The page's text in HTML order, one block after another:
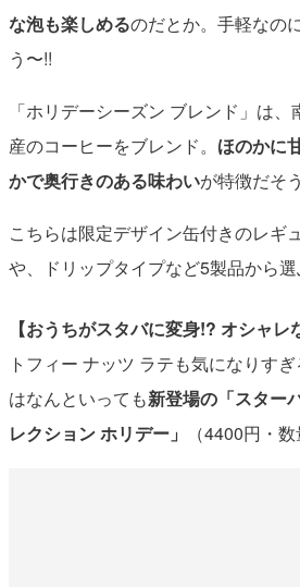
な泡も楽しめるのだとか。手軽なの
う〜!!
「ホリデーシーズン ブレンド」は
産のコーヒーをブレンド。 ほのかに
かで奥行きのある味わいが特徴だそ
こちらは限定デザイン缶付きのレギ
や、ドリップタイプなど5製品から選
【おうちがスタバに変身!? オシャレ
トフィー ナッツ ラテも気になりす
はなんといっても新登場の「スター
レクション ホリデー」
（4400円・数